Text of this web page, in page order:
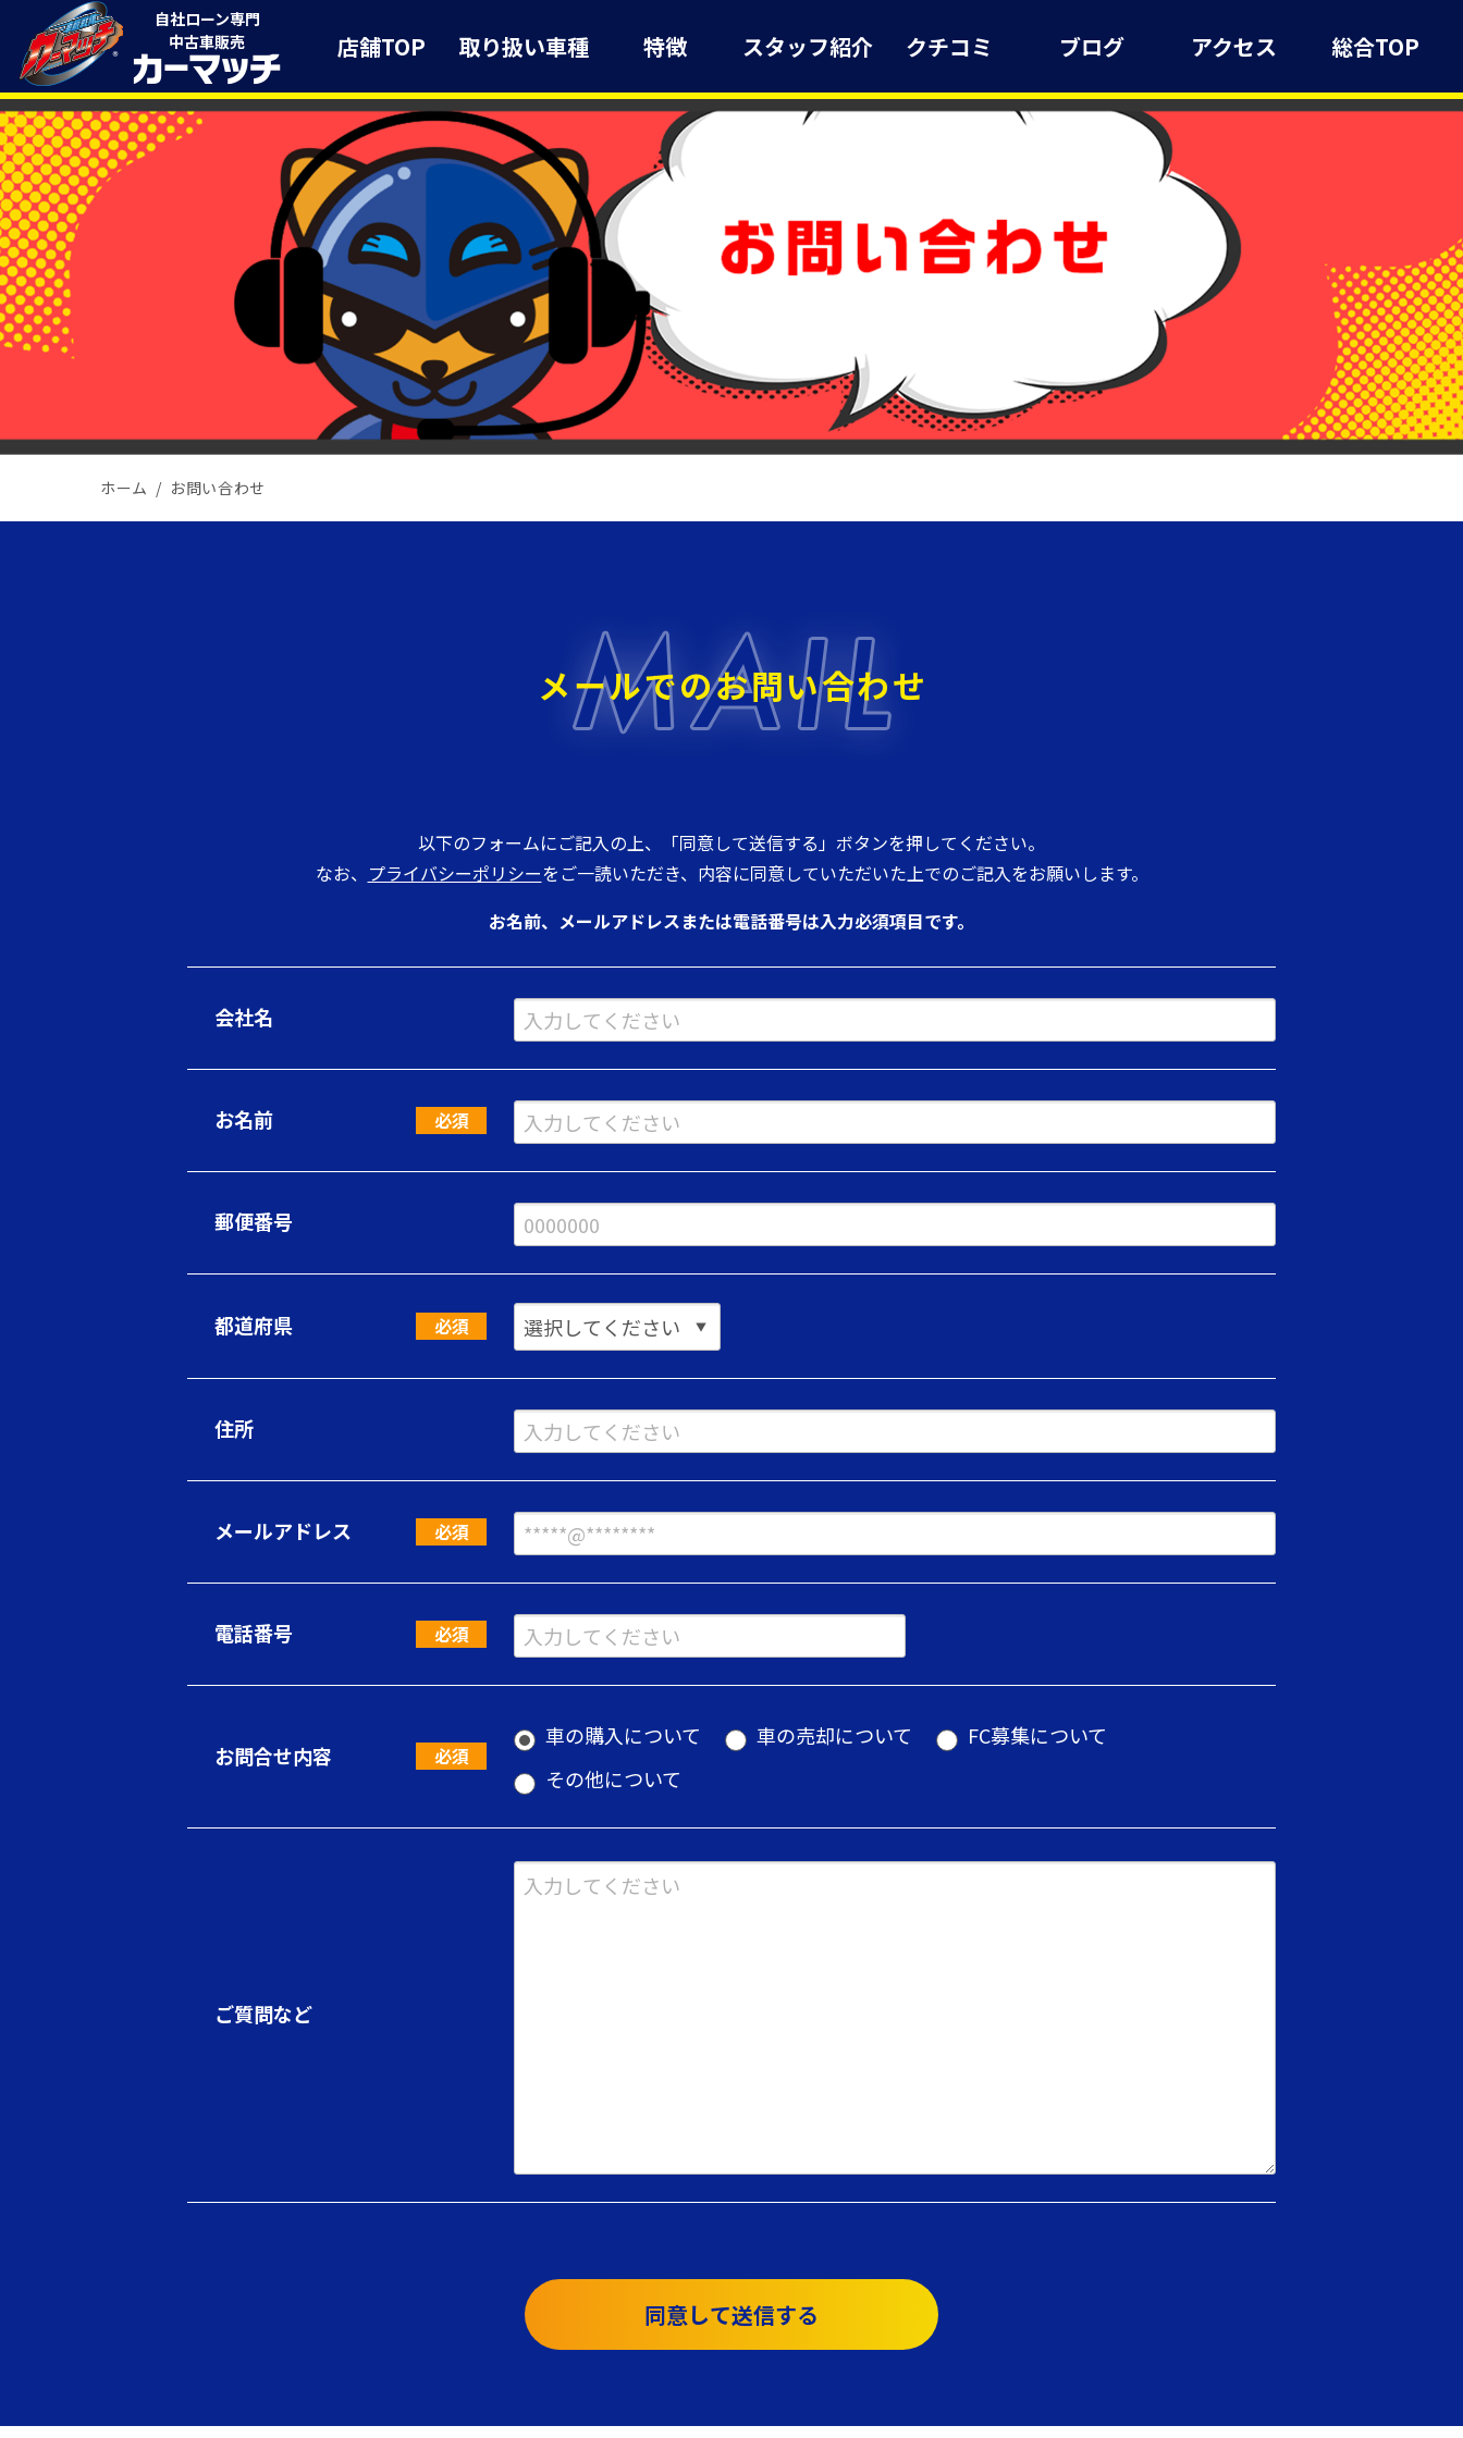
自社ローン専門
中古車販売
店舗TOP 取り扱い車種 特徴 スタッフ紹介 クチコミ ブログ アクセス 総合TOP
ホーム お問い合わせ
メールでのお問い合わせ
以下のフォームにご記入の上、「同意して送信する」ボタンを押してください。
なお、 プライバシーポリシーをご一読いただき、内容に同意していただいた上でのご記入をお願いします。
お名前、メールアドレスまたは電話番号は入力必須項目です。
会社名
お名前
郵便番号
都道府県
住所
メールアドレス
電話番号
お問合せ内容
車の購入について 車の売却について
FC募集について
その他について
ご質問など
同意して送信する